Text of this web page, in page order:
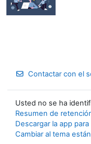
Contactar con el
Usted no se ha
Resumen de
Descargar la app
Cambiar al tema